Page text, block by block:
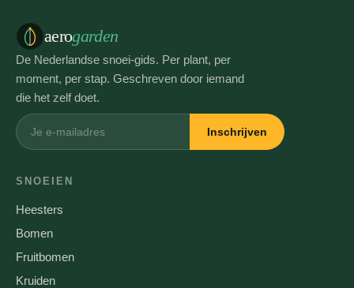
aerogarden
De Nederlandse snoei-gids. Per plant, per
moment, per stap. Geschreven door iemand
die het zelf doet.
Inschrijven
SNOEIEN
Heesters
Bomen
Fruitbomen
Kruiden